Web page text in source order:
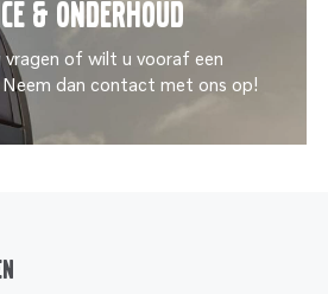
& onderhoud
of wilt u vooraf een
dan contact met ons op!